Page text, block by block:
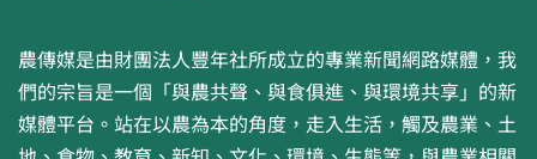
農傳媒是由財團法人豐年社所成立的專業新聞網路媒體，我
們的宗旨是一個「與農共聲、與食俱進、與環境共享」的新
媒體平台。站在以農為本的角度，走入生活，觸及農業、土